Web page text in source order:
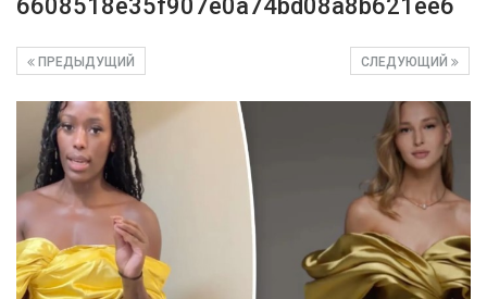
6608518e35f907e0a74bd08a8b621ee6
СЛЕДУЮЩИЙ
ПРЕДЫДУЩИЙ